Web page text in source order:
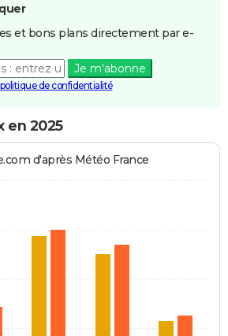
et bons plans directement par e-
Je m'abonne
de confidentialité
en 2025
d'après Météo France